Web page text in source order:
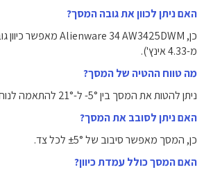
האם ניתן לכוון את גובה המסך?
מ-4.33 אינץ').
מה טווח ההטיה של המסך?
ניתן להטות את המסך בין ‎-5°‎ ל-‎21°‎ להתאמה לנוחות המשתמש.
האם ניתן לסובב את המסך?
כן, המסך מאפשר סיבוב של ‎±5°‎ לכל צד.
האם המסך כולל עמדת כיוון?